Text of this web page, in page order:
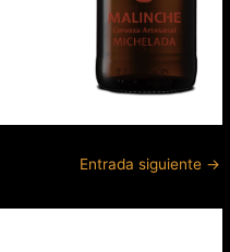
Entrada siguiente →